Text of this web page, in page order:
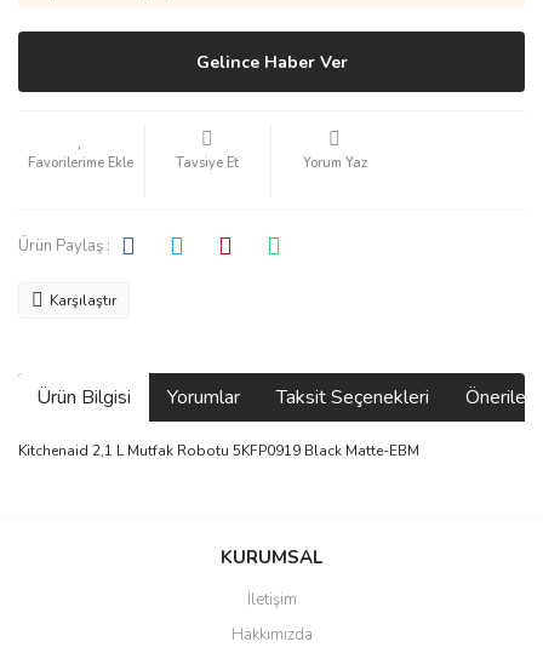
Gelince Haber Ver
Tavsiye Et Yorum Yaz
Ürün Paylaş :
Karşılaştır
Ürün Bilgisi Yorumlar Taksit Seçenekleri
Kitchenaid 2,1 L Mutfak Robotu 5KFP0919 Black Matte-EBM
Bu ürüne ilk yorumu siz yapın!
Ürün resmi kalitesiz, bozuk veya görüntülenemiyor.
KURUMSAL
İletişim
Hakkımızda